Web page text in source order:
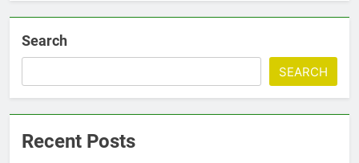
Search
SEARCH
Recent Posts